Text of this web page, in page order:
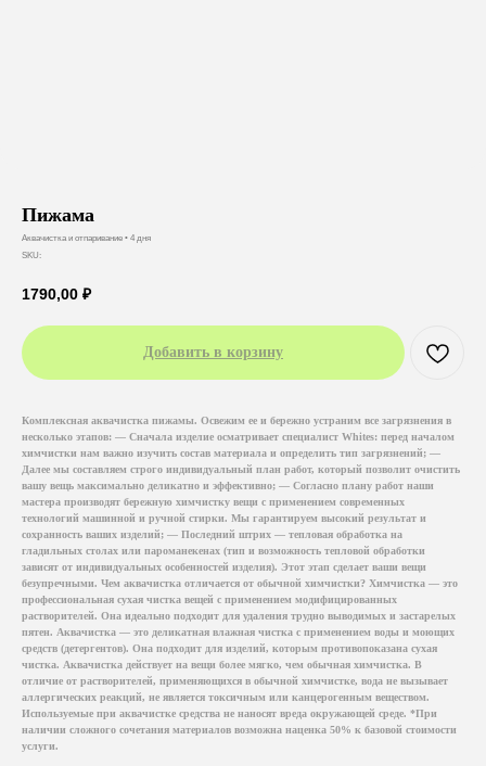
Пижама
Аквачистка и отпаривание • 4 дня
SKU:
1790,00 ₽
Добавить в корзину
Комплексная аквачистка пижамы. Освежим ее и бережно устраним все загрязнения в
несколько этапов: — Сначала изделие осматривает специалист Whites: перед началом
химчистки нам важно изучить состав материала и определить тип загрязнений; —
Далее мы составляем строго индивидуальный план работ, который позволит очистить
вашу вещь максимально деликатно и эффективно; — Согласно плану работ наши
мастера производят бережную химчистку вещи с применением современных
технологий машинной и ручной стирки. Мы гарантируем высокий результат и
сохранность ваших изделий; — Последний штрих — тепловая обработка на
гладильных столах или пароманекенах (тип и возможность тепловой обработки
зависят от индивидуальных особенностей изделия). Этот этап сделает ваши вещи
безупречными. Чем аквачистка отличается от обычной химчистки? Химчистка — это
профессиональная сухая чистка вещей с применением модифицированных
растворителей. Она идеально подходит для удаления трудно выводимых и застарелых
пятен. Аквачистка — это деликатная влажная чистка с применением воды и моющих
средств (детергентов). Она подходит для изделий, которым противопоказана сухая
чистка. Аквачистка действует на вещи более мягко, чем обычная химчистка. В
отличие от растворителей, применяющихся в обычной химчистке, вода не вызывает
аллергических реакций, не является токсичным или канцерогенным веществом.
Используемые при аквачистке средства не наносят вреда окружающей среде. *При
наличии сложного сочетания материалов возможна наценка 50% к базовой стоимости
услуги.